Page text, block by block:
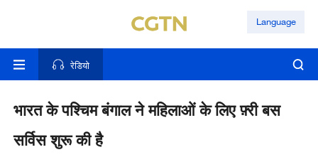
Language
रेडियो
भारत के पश्चिम बंगाल ने महिलाओं के लिए फ़्री बस
सर्विस शुरू की है